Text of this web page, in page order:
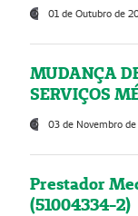
01 de Outubro de
MUDANÇA
SERVIÇOS
03 de Novembro
Prestador
(51004334-2)